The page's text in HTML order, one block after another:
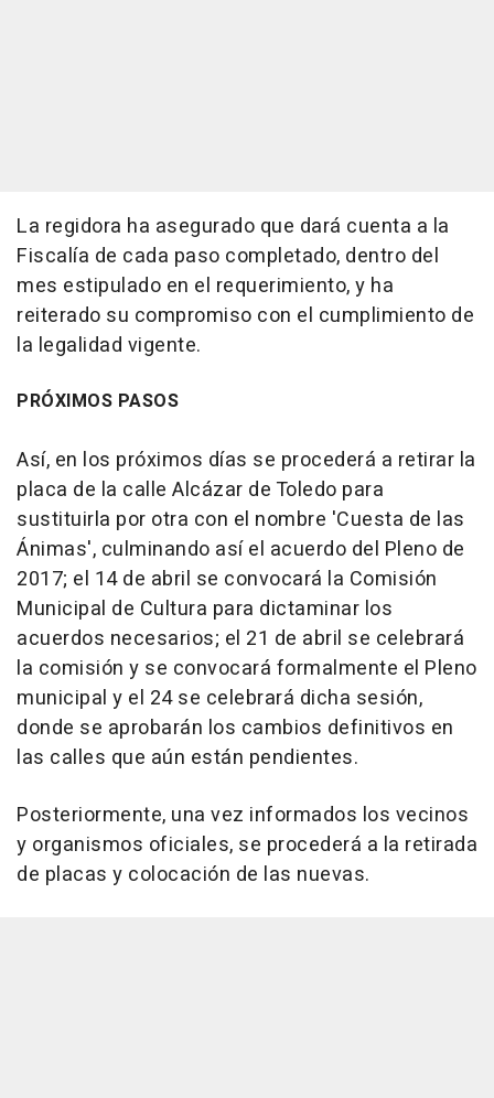
La regidora ha asegurado que dará cuenta a la
Fiscalía de cada paso completado, dentro del
mes estipulado en el requerimiento, y ha
reiterado su compromiso con el cumplimiento de
la legalidad vigente.
PRÓXIMOS PASOS
Así, en los próximos días se procederá a retirar la
placa de la calle Alcázar de Toledo para
sustituirla por otra con el nombre 'Cuesta de las
Ánimas', culminando así el acuerdo del Pleno de
2017; el 14 de abril se convocará la Comisión
Municipal de Cultura para dictaminar los
acuerdos necesarios; el 21 de abril se celebrará
la comisión y se convocará formalmente el Pleno
municipal y el 24 se celebrará dicha sesión,
donde se aprobarán los cambios definitivos en
las calles que aún están pendientes.
Posteriormente, una vez informados los vecinos
y organismos oficiales, se procederá a la retirada
de placas y colocación de las nuevas.